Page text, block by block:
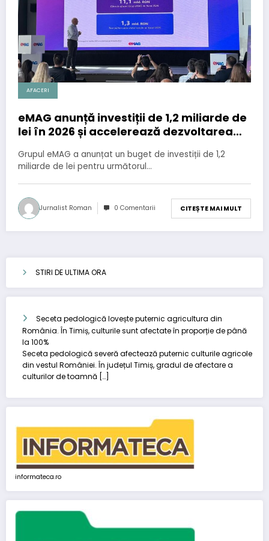
AFACERI
eMAG anunță investiții de 1,2 miliarde de
lei în 2026 și accelerează dezvoltarea
inteligență artificială
Grupul eMAG a anunțat un buget de investiții de 1,2
miliarde de lei pentru următorul…
Jurnalist Roman 0 Comentarii CITEȘTE MAI MULT
STIRI DE ULTIMA ORA
Seceta pedologică lovește puternic agricultura din
România. În Timiș, culturile sunt afectate în proporție de până
la 100%
Seceta pedologică severă afectează puternic culturile agricole
din vestul României. În județul Timiș, gradul de afectare a
culturilor de toamnă […]
informateca.ro